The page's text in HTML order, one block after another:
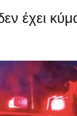
έχει